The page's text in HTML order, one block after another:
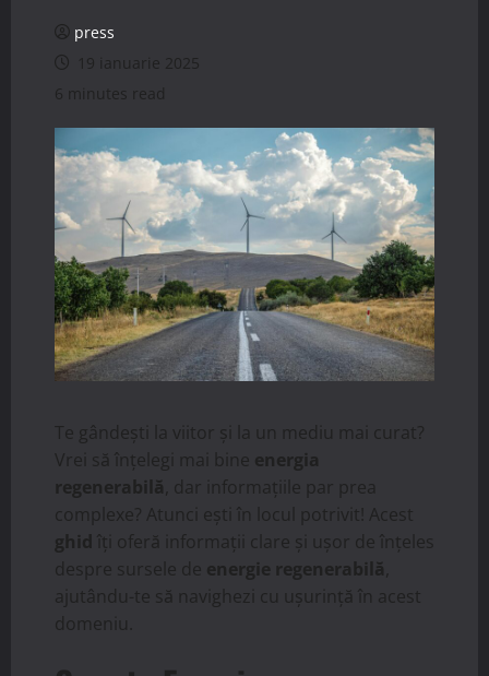
press
19 ianuarie 2025
6 minutes read
Te gândești la viitor și la un mediu mai curat?
Vrei să înțelegi mai bine energia
regenerabilă , dar informațiile par prea
complexe? Atunci ești în locul potrivit! Acest
ghid îți oferă informații clare și ușor de înțeles
despre sursele de energie regenerabilă
ajutându-te să navighezi cu ușurință în acest
domeniu.